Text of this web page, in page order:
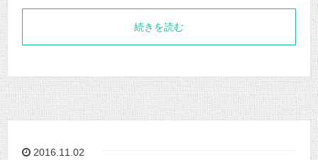
続きを読む
2016.11.02